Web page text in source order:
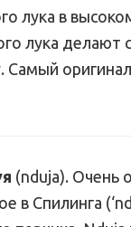
лука в
лука делают
Самый
(nduja). Очень
в Спилинга